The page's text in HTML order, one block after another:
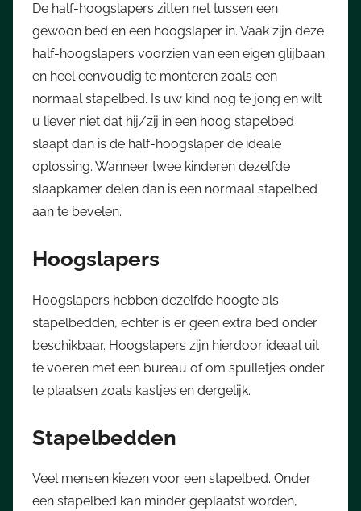
De half-hoogslapers zitten net tussen een
gewoon bed en een hoogslaper in. Vaak zijn deze
half-hoogslapers voorzien van een eigen glijbaan
en heel eenvoudig te monteren zoals een
normaal stapelbed. Is uw kind nog te jong en wilt
u liever niet dat hij/zij in een hoog stapelbed
slaapt dan is de half-hoogslaper de ideale
oplossing. Wanneer twee kinderen dezelfde
slaapkamer delen dan is een normaal stapelbed
aan te bevelen.
Hoogslapers
Hoogslapers hebben dezelfde hoogte als
stapelbedden, echter is er geen extra bed onder
beschikbaar. Hoogslapers zijn hierdoor ideaal uit
te voeren met een bureau of om spulletjes onder
te plaatsen zoals kastjes en dergelijk.
Stapelbedden
Veel mensen kiezen voor een stapelbed. Onder
een stapelbed kan minder geplaatst worden,